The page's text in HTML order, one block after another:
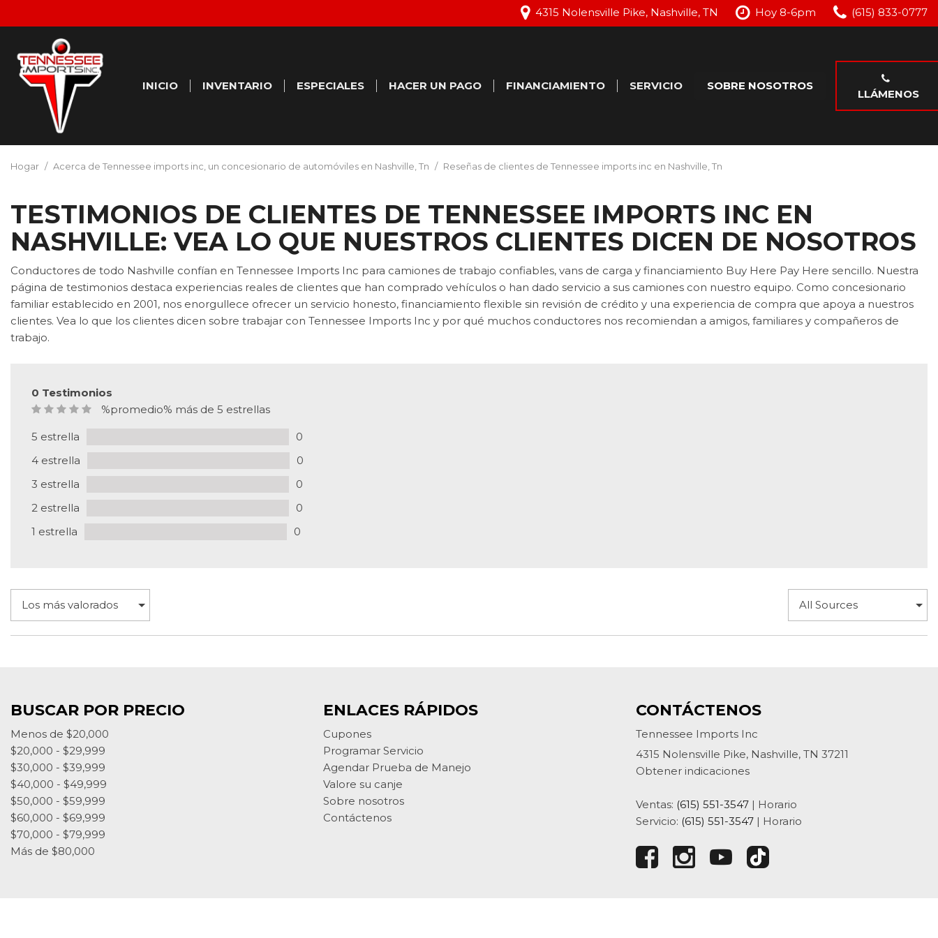
4315 Nolensville Pike, Nashville, TN Hoy 8-6pm (615) 833-0777
INICIO INVENTARIO
[28]
SUVs & Crossovers
[7]
Vans
ESPECIALES
Ofertas Especiales de
HACER UN PAGO FINANCIAMIENTO
Calcular Valor de Canje
Manejo
SERVICIO
Programar Servicio
SOBRE NOSOTROS
LLÁMENOS
Hogar / Acerca de Tennessee imports inc, un concesionario de automóviles en Nashville, Tn / Reseñas de clientes de Tennessee imports inc en Nashville, Tn
TESTIMONIOS DE CLIENTES DE TENNESSEE IMPORTS INC EN
NASHVILLE: VEA LO QUE NUESTROS CLIENTES DICEN DE NOSOTROS
Conductores de todo Nashville confían en Tennessee Imports Inc para camiones de trabajo confiables, vans de carga y financiamiento Buy Here Pay Here sencillo. Nuestra
página de testimonios destaca experiencias reales de clientes que han comprado vehículos o han dado servicio a sus camiones con nuestro equipo. Como concesionario
familiar establecido en 2001, nos enorgullece ofrecer un servicio honesto, financiamiento flexible sin revisión de crédito y una experiencia de compra que apoya a nuestros
clientes. Vea lo que los clientes dicen sobre trabajar con Tennessee Imports Inc y por qué muchos conductores nos recomiendan a amigos, familiares y compañeros de
trabajo.
0 Testimonios
%promedio% más de 5 estrellas
5 estrella
0
4 estrella
0
3 estrella
0
2 estrella
0
1 estrella
0
BUSCAR POR PRECIO
Menos de $20,000
$20,000 - $29,999
$30,000 - $39,999
$40,000 - $49,999
$50,000 - $59,999
$60,000 - $69,999
$70,000 - $79,999
Más de $80,000
ENLACES RÁPIDOS
Cupones
Programar Servicio
Agendar Prueba de Manejo
Valore su canje
Sobre nosotros
Contáctenos
CONTÁCTENOS
Tennessee Imports Inc
4315 Nolensville Pike, Nashville, TN 37211
Obtener indicaciones
Ventas: (615) 551-3547| Horario
Servicio: (615) 551-3547| Horario